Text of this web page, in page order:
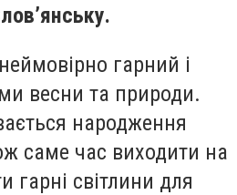
гарний і
весни та природи.
народження
саме час виходити на
гарні світлини для